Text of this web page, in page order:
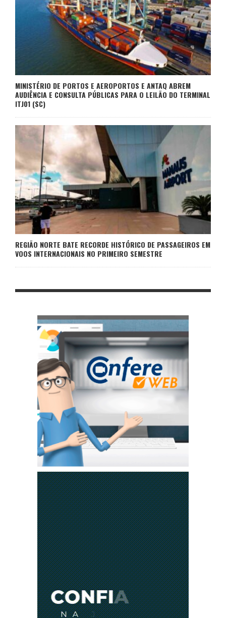
MINISTÉRIO DE PORTOS E AEROPORTOS E ANTAQ ABREM
AUDIÊNCIA E CONSULTA PÚBLICAS PARA O LEILÃO DO TERMINAL
ITJ01 (SC)
REGIÃO NORTE BATE RECORDE HISTÓRICO DE PASSAGEIROS EM
VOOS INTERNACIONAIS NO PRIMEIRO SEMESTRE